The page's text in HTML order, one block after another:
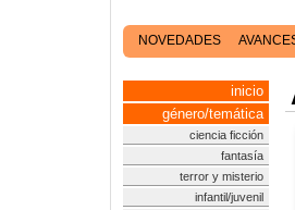
NOVEDADES
inicio
género/temática
ciencia ficción
fantasía
terror y misterio
infantil/juvenil